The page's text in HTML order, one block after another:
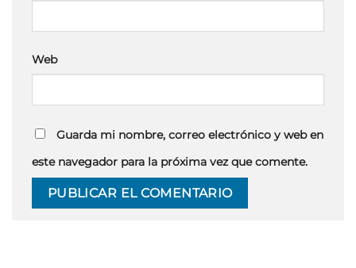
Web
Guarda mi nombre, correo electrónico y web en
este navegador para la próxima vez que comente.